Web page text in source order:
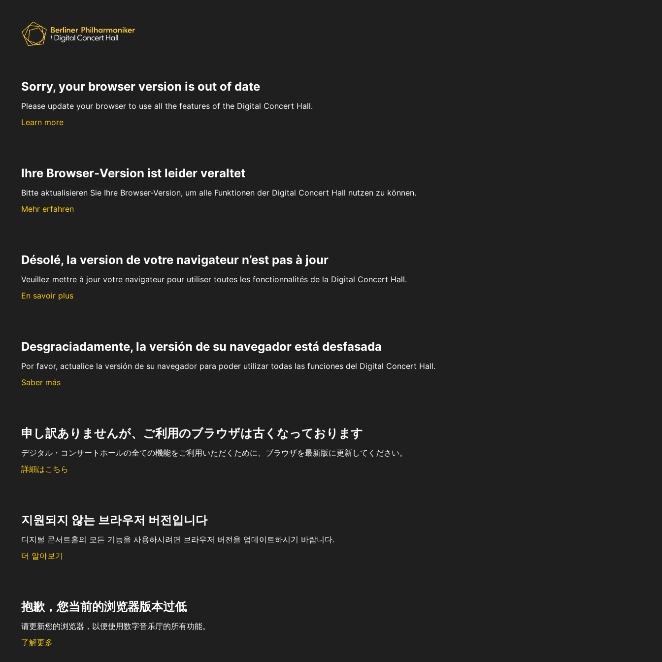
Sorry, your browser version is out of date
Please update your browser to use all the features of the Digital Concert Hall.
Learn more
Ihre Browser-Version ist leider veraltet
Bitte aktualisieren Sie Ihre Browser-Version, um alle Funktionen der Digital Concert Hall nutzen zu können.
Mehr erfahren
Désolé, la version de votre navigateur n’est pas à jour
Veuillez mettre à jour votre navigateur pour utiliser toutes les fonctionnalités de la Digital Concert Hall.
En savoir plus
Desgraciadamente, la versión de su navegador está desfasada
Por favor, actualice la versión de su navegador para poder utilizar todas las funciones del Digital Concert Hall.
Saber más
申し訳ありませんが、ご利用のブラウザは古くなっております
デジタル・コンサートホールの全ての機能をご利用いただくために、ブラウザを最新版に更新してください。
詳細はこちら
지원되지 않는 브라우저 버전입니다
디지털 콘서트홀의 모든 기능을 사용하시려면 브라우저 버전을 업데이트하시기 바랍니다.
더 알아보기
抱歉，您当前的浏览器版本过低
请更新您的浏览器，以便使用数字音乐厅的所有功能。
了解更多